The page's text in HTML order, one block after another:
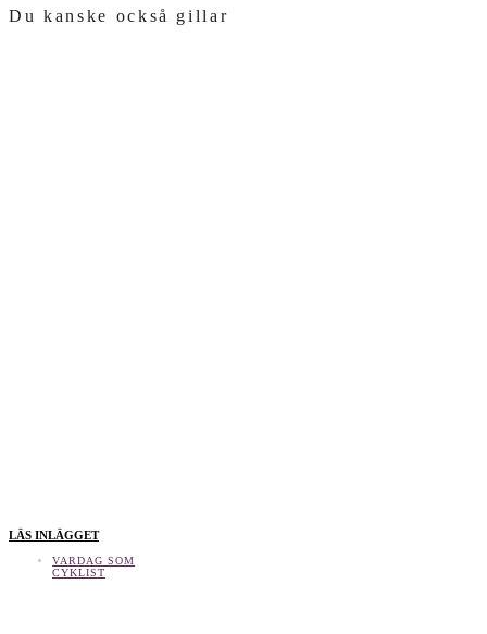
Du kanske också gillar
LÄS INLÄGGET
VARDAG SOM
CYKLIST